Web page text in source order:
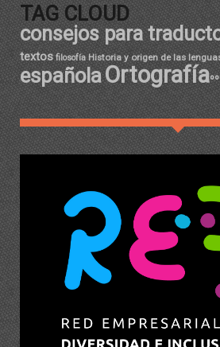
TAG CLOUD
consejos para
textos filosofía Historia y origen de las
españolaOrtografía